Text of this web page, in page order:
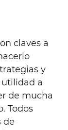
claves a
y
a
de mucha
Todos
de